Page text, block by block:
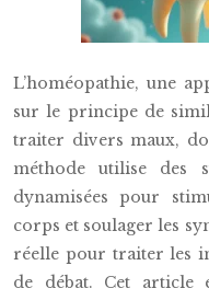
L’homéopathie, une
sur le principe de
traiter divers maux,
méthode utilise des
dynamisées pour
corps et soulager les
réelle pour traiter les
de débat. Cet article